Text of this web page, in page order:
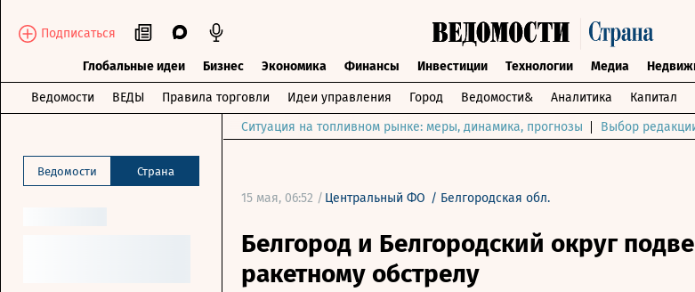
Подписаться
Глобальные идеи Бизнес Экономика Финансы Инвестиции Технологии Медиа
Ведомости ВЕДЫ Правила торговли Идеи управления Город Ведомости& Аналитика Капитал
Ведомости Страна
Ситуация на топливном рынке: меры, динамика, прогнозы Выбор
15 мая, 06:52 / Центральный ФО / Белгородская обл.
Белгород и Белгородский округ
ракетному обстрелу